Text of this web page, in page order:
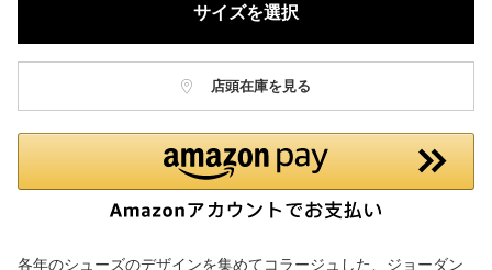
サイズを選択
店頭在庫を見る
各年のシューズのデザインを集めてコラージュした、ジョーダン